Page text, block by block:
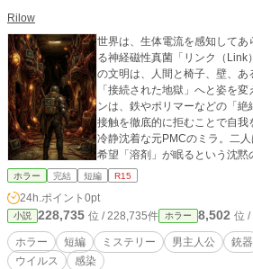
Rilow
世界は、生体電流を感知して
る神経磁性真菌「リンク（Link
の文明は、人間と椅子、壁、
「接続された地獄」へと姿を
ンは、鉄やポリマーなどの「
接触を徹底的に拒むことで自我
冷静沈着な元PMCのミラ。二
希望「溶剤」が眠るという沈
れてから接続されるまで、猶予
独に潜伏を続ける。しかし、硬
五感に、次第に奇妙な「バグ」
が、柔らかい。 孤独なはずの
もいないはずの空間で、彼の生
ホラー 完結 短編 R15
24h.ポイント 0pt
小説 228,735 位 / 228,735件 ホラー 8,502 位 /
ホラー 短編 ミステリー 男主人公 銃器
ウイルス
感染